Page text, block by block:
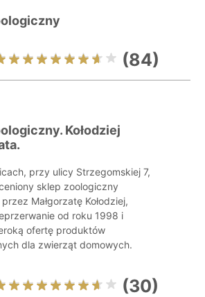
(84)
Kołodziej
przy ulicy Strzegomskiej 7,
sklep zoologiczny
Małgorzatę Kołodziej,
od roku 1998 i
ofertę produktów
dla zwierząt domowych.
(30)